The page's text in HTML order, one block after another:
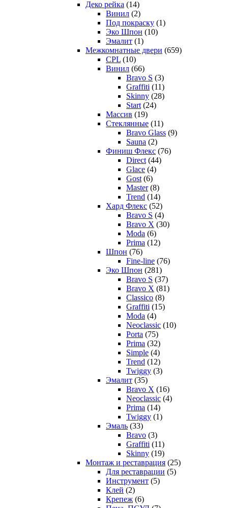
Деко рейка (14)
Винил (2)
Под покраску (1)
Эко Шпон (10)
Эмалит (1)
Межкомнатные двери (659)
CPL (10)
Винил (66)
Bravo S (3)
Graffiti (11)
Skinny (28)
Start (24)
Массив (19)
Стеклянные (11)
Bravo Glass (9)
Sauna (2)
Финиш Флекс (76)
Direct (44)
Glace (4)
Gost (6)
Master (8)
Trend (14)
Хард Флекс (52)
Bravo S (4)
Bravo X (30)
Moda (6)
Prima (12)
Шпон (76)
Fine-line (76)
Эко Шпон (281)
Bravo S (37)
Bravo X (81)
Classico (8)
Graffiti (15)
Moda (4)
Neoclassic (10)
Porta (75)
Prima (32)
Simple (4)
Trend (12)
Twiggy (3)
Эмалит (35)
Bravo X (16)
Neoclassic (4)
Prima (14)
Twiggy (1)
Эмаль (33)
Bravo (3)
Graffiti (11)
Skinny (19)
Монтаж и реставрация (25)
Для реставрации (5)
Инструмент (5)
Клей (2)
Крепеж (6)